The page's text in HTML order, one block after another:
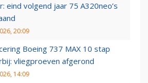
eind volgend jaar 75 A320neo’s
20:09
Boeing 737 MAX 10 stap
vliegproeven afgerond
14:09